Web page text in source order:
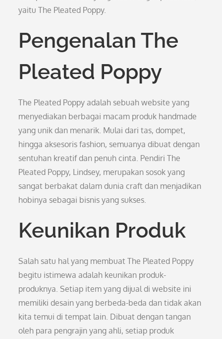
yaitu The Pleated Poppy.
Pengenalan The
Pleated Poppy
The Pleated Poppy adalah sebuah website yang
menyediakan berbagai macam produk handmade
yang unik dan menarik. Mulai dari tas, dompet,
hingga aksesoris fashion, semuanya dibuat dengan
sentuhan kreatif dan penuh cinta. Pendiri The
Pleated Poppy, Lindsey, merupakan sosok yang
sangat berbakat dalam dunia craft dan menjadikan
hobinya sebagai bisnis yang sukses.
Keunikan Produk
Salah satu hal yang membuat The Pleated Poppy
begitu istimewa adalah keunikan produk-
produknya. Setiap item yang dijual di website ini
memiliki desain yang berbeda-beda dan tidak akan
kita temui di tempat lain. Dibuat dengan tangan
oleh para pengrajin yang ahli, setiap produk